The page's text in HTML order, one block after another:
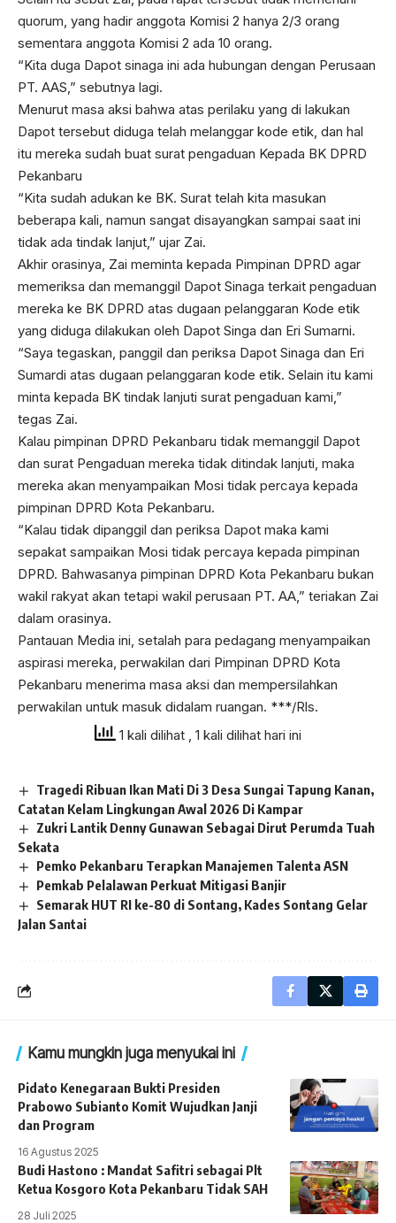
quorum, yang hadir anggota Komisi 2 hanya 2/3 orang
sementara anggota Komisi 2 ada 10 orang.
“Kita duga Dapot sinaga ini ada hubungan dengan Perusaan
PT. AAS,” sebutnya lagi.
Menurut masa aksi bahwa atas perilaku yang di lakukan
Dapot tersebut diduga telah melanggar kode etik, dan hal
itu mereka sudah buat surat pengaduan Kepada BK DPRD
Pekanbaru
“Kita sudah adukan ke BK. Surat telah kita masukan
beberapa kali, namun sangat disayangkan sampai saat ini
tidak ada tindak lanjut,” ujar Zai.
Akhir orasinya, Zai meminta kepada Pimpinan DPRD agar
memeriksa dan memanggil Dapot Sinaga terkait pengaduan
mereka ke BK DPRD atas dugaan pelanggaran Kode etik
yang diduga dilakukan oleh Dapot Singa dan Eri Sumarni.
“Saya tegaskan, panggil dan periksa Dapot Sinaga dan Eri
Sumardi atas dugaan pelanggaran kode etik. Selain itu kami
minta kepada BK tindak lanjuti surat pengaduan kami,”
tegas Zai.
Kalau pimpinan DPRD Pekanbaru tidak memanggil Dapot
dan surat Pengaduan mereka tidak ditindak lanjuti, maka
mereka akan menyampaikan Mosi tidak percaya kepada
pimpinan DPRD Kota Pekanbaru.
“Kalau tidak dipanggil dan periksa Dapot maka kami
sepakat sampaikan Mosi tidak percaya kepada pimpinan
DPRD. Bahwasanya pimpinan DPRD Kota Pekanbaru bukan
wakil rakyat akan tetapi wakil perusaan PT. AA,” teriakan Zai
dalam orasinya.
Pantauan Media ini, setalah para pedagang menyampaikan
aspirasi mereka, perwakilan dari Pimpinan DPRD Kota
Pekanbaru menerima masa aksi dan mempersilahkan
perwakilan untuk masuk didalam ruangan. ***/Rls.
1 kali dilihat
, 1 kali dilihat hari ini
Tragedi Ribuan Ikan Mati Di 3 Desa Sungai Tapung Kanan,
Catatan Kelam Lingkungan Awal 2026 Di Kampar
Zukri Lantik Denny Gunawan Sebagai Dirut Perumda Tuah
Sekata
Pemko Pekanbaru Terapkan Manajemen Talenta ASN
Pemkab Pelalawan Perkuat Mitigasi Banjir
Semarak HUT RI ke-80 di Sontang, Kades Sontang Gelar
Jalan Santai
Kamu mungkin juga menyukai ini
Pidato Kenegaraan Bukti Presiden
Prabowo Subianto Komit Wujudkan Janji
dan Program
16 Agustus 2025
Budi Hastono : Mandat Safitri sebagai Plt
Ketua Kosgoro Kota Pekanbaru Tidak SAH
28 Juli 2025